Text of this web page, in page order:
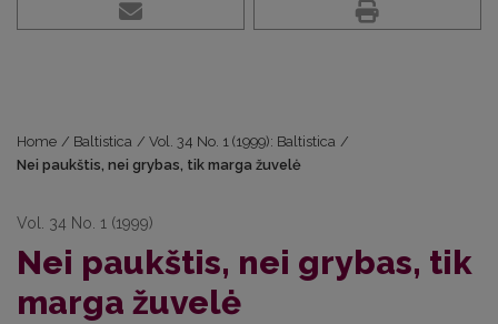
Home / Baltistica / Vol. 34 No. 1 (1999): Baltistica /
Nei paukštis, nei grybas, tik marga žuvelė
Vol. 34 No. 1 (1999)
Nei paukštis, nei grybas, tik
marga žuvelė